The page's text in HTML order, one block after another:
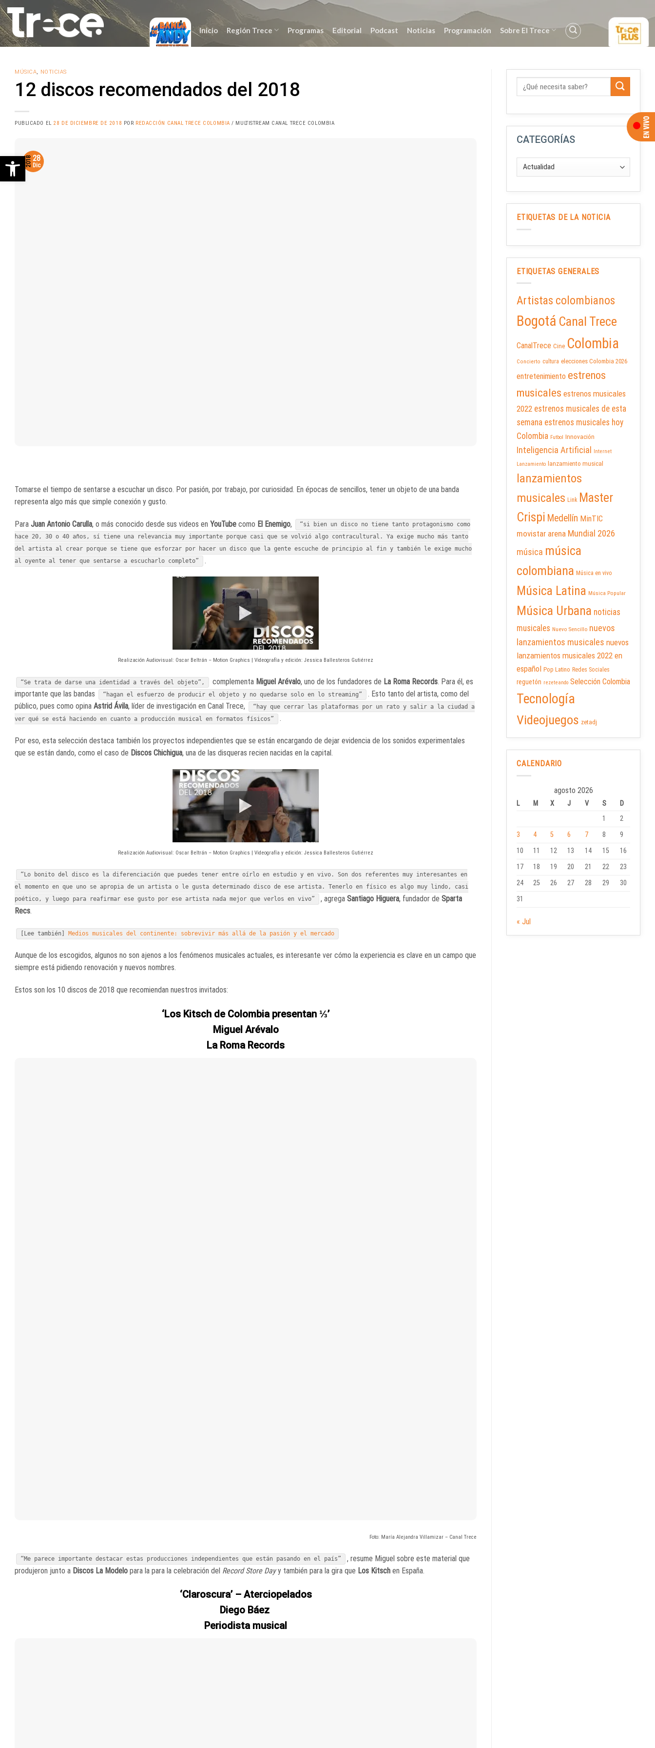
Saltar
al
contenido
Inicio Región Trece Programas Editorial Podcast Noticias Programación Sobre El Trece
MÚSICA, NOTICIAS
12 discos recomendados del 2018
PUBLICADO EL 28 DE DICIEMBRE DE 2018 POR REDACCIÓN CANAL TRECE COLOMBIA / MULTISTREAM CANAL TRECE COLOMBIA
28
Dic
2018
Tomarse el tiempo de sentarse a escuchar un disco. Por pasión, por trabajo, por curiosidad. En épocas de sencillos, tener un objeto de una banda
representa algo más que simple conexión y gusto.
Para Juan Antonio Carulla, o más conocido desde sus videos en YouTube como El Enemigo,
“si bien un disco no tiene tanto protagonismo como
hace 20, 30 o 40 años, sí tiene una relevancia muy importante porque casi que se volvió algo contracultural. Ya exige mucho más tanto
del artista al crear porque se tiene que esforzar por hacer un disco que la gente escuche de principio al fin y también le exige mucho
al oyente al tener que sentarse a escucharlo completo”
.
Realización Audiovisual: Oscar Beltrán – Motion Graphics | Videografía y edición: Jessica Ballesteros Gutiérrez
“Se trata de darse una identidad a través del objeto”, complementa Miguel Arévalo, uno de los fundadores de La Roma Records. Para él, es
importante que las bandas
“hagan el esfuerzo de producir el objeto y no quedarse solo en lo streaming”
. Esto tanto del artista, como del
público, pues como opina Astrid Ávila, líder de investigación en Canal Trece,
“hay que cerrar las plataformas por un rato y salir a la ciudad a
ver qué se está haciendo en cuanto a producción musical en formatos físicos”
.
Por eso, esta selección destaca también los proyectos independientes que se están encargando de dejar evidencia de los sonidos experimentales
que se están dando, como el caso de Discos Chichigua, una de las disqueras recien nacidas en la capital.
Realización Audiovisual: Oscar Beltrán – Motion Graphics | Videografía y edición: Jessica Ballesteros Gutiérrez
“Lo bonito del disco es la diferenciación que puedes tener entre oírlo en estudio y en vivo. Son dos referentes muy interesantes en
el momento en que uno se apropia de un artista o le gusta determinado disco de ese artista. Tenerlo en físico es algo muy lindo, casi
poético, y luego para reafirmar ese gusto por ese artista nada mejor que verlos en vivo”
, agregaSantiago Higuera, fundador deSparta
Recs.
[Lee también] Medios musicales del continente: sobrevivir más allá de la pasión y el mercado
Aunque de los escogidos, algunos no son ajenos a los fenómenos musicales actuales, es interesante ver cómo la experiencia es clave en un campo que
siempre está pidiendo renovación y nuevos nombres.
Estos son los 10 discos de 2018 que recomiendan nuestros invitados:
‘Los Kitsch de Colombia presentan ⅓’
Miguel Arévalo
La Roma Records
Foto: María Alejandra Villamizar – Canal Trece
“Me parece importante destacar estas producciones independientes que están pasando en el país”
, resume Miguel sobre este material que
produjeron junto a Discos La Modelo para la para la celebración del Record Store Dayy también para la gira que Los Kitsch en España.
‘Claroscura’ – Aterciopelados
Diego Báez
Periodista musical
CATEGORÍAS
ETIQUETAS DE LA NOTICIA
ETIQUETAS GENERALES
Artistas colombianos
Bogotá Canal Trece
CanalTrece Cine Colombia
Concierto cultura elecciones Colombia 2026
entretenimiento estrenos
musicales estrenos musicales
2022 estrenos musicales de esta
semana estrenos musicales hoy
Colombia Futbol Innovación
Inteligencia Artificial
Internet
Lanzamiento
lanzamiento musical
lanzamientos
musicales Link Master
Crispi Medellín MinTIC
movistar arena Mundial 2026
música música
colombiana Música en vivo
Música Latina Música Popular
Música Urbana noticias
musicales Nuevo Sencillo nuevos
lanzamientos musicales nuevos
lanzamientos musicales 2022 en
español Pop Latino Redes Sociales
reguetón rezeteando Selección Colombia
Tecnología
Videojuegos zetadj
CALENDARIO
agosto 2026
L M X J V S
D
1
2
3
4 5 6 7 8
9
10
11 12 13 14 15
16
17
18 19 20 21 22
23
24
25 26 27 28 29
30
31
« Jul
Abrir barra de herramientas